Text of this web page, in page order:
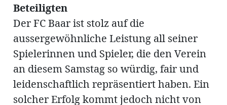
Beteiligten
Der FC Baar ist stolz auf die
aussergewöhnliche Leistung all seiner
Spielerinnen und Spieler, die den Verein
an diesem Samstag so würdig, fair und
leidenschaftlich repräsentiert haben. Ein
solcher Erfolg kommt jedoch nicht von